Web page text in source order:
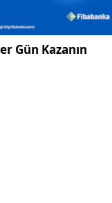
Gün Kazanın